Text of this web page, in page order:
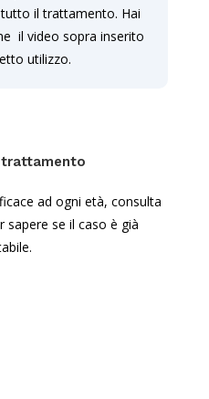
il trattamento. Hai
il video sopra inserito
utilizzo.
ad ogni età, consulta
se il caso è già